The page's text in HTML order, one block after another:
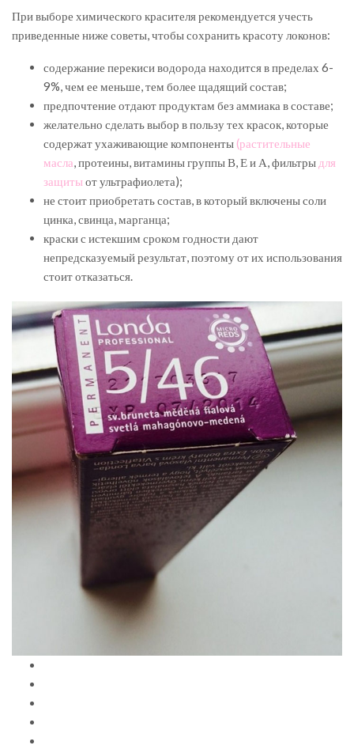
При выборе химического красителя рекомендуется учесть
приведенные ниже советы, чтобы сохранить красоту локонов:
содержание перекиси водорода находится в пределах 6-
9%, чем ее меньше, тем более щадящий состав;
предпочтение отдают продуктам без аммиака в составе;
желательно сделать выбор в пользу тех красок, которые
содержат ухаживающие компоненты (растительные
масла, протеины, витамины группы В, Е и А, фильтры для
защитыот ультрафиолета);
не стоит приобретать состав, в который включены соли
цинка, свинца, марганца;
краски с истекшим сроком годности дают
непредсказуемый результат, поэтому от их использования
стоит отказаться.